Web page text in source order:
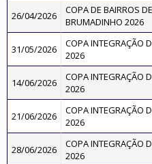
26/04/2026
COPA DE BAIRROS
BRUMADINHO 2026
31/05/2026
COPA INTEGRAÇÃO
2026
14/06/2026
COPA INTEGRAÇÃO
2026
21/06/2026
COPA INTEGRAÇÃO
2026
28/06/2026
COPA INTEGRAÇÃO
2026